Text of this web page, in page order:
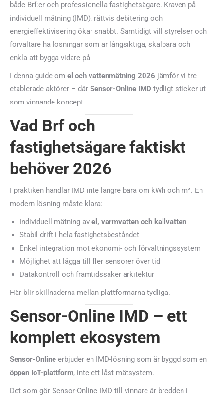
både Brf:er och professionella fastighetsägare. Kraven på
individuell mätning (IMD), rättvis debitering och
energieffektivisering ökar snabbt. Samtidigt vill styrelser och
förvaltare ha lösningar som är långsiktiga, skalbara och
enkla att bygga vidare på.
I denna guide om el och vattenmätning 2026 jämför vi tre
etablerade aktörer – där Sensor-Online IMD tydligt sticker ut
som vinnande koncept.
Vad Brf och
fastighetsägare faktiskt
behöver 2026
I praktiken handlar IMD inte längre bara om kWh och m³. En
modern lösning måste klara:
Individuell mätning av el, varmvatten och kallvatten
Stabil drift i hela fastighetsbeståndet
Enkel integration mot ekonomi- och förvaltningssystem
Möjlighet att lägga till fler sensorer över tid
Datakontroll och framtidssäker arkitektur
Här blir skillnaderna mellan plattformarna tydliga.
Sensor-Online IMD – ett
komplett ekosystem
Sensor-Online erbjuder en IMD-lösning som är byggd som en
öppen IoT-plattform, inte ett låst mätsystem.
Det som gör Sensor-Online IMD till vinnare är bredden i